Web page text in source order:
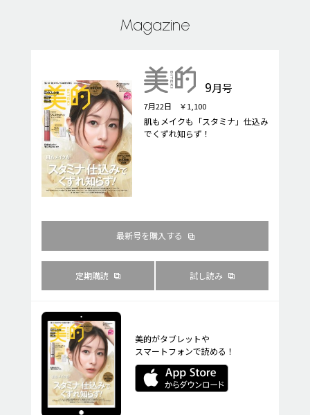
Magazine
9月号
7月22日 ￥1,100
肌もメイクも「スタミナ」仕込み
でくずれ知らず！
最新号を購入する
定期購読 試し読み
美的がタブレットや
スマートフォンで読める！